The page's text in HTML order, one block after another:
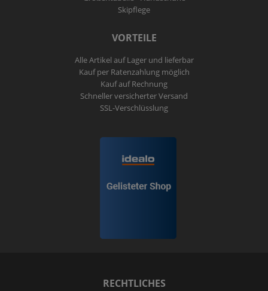
Skipflege
VORTEILE
Alle Artikel auf Lager und lieferbar
Kauf per Ratenzahlung möglich
Kauf auf Rechnung
Schneller versicherter Versand
SSL-Verschlüsslung
RECHTLICHES